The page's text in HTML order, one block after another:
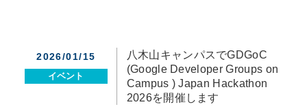
2026/01/15
イベント
八木山キャンパスでGDGoC
(Google Developer Groups on
Campus ) Japan Hackathon
2026を開催します